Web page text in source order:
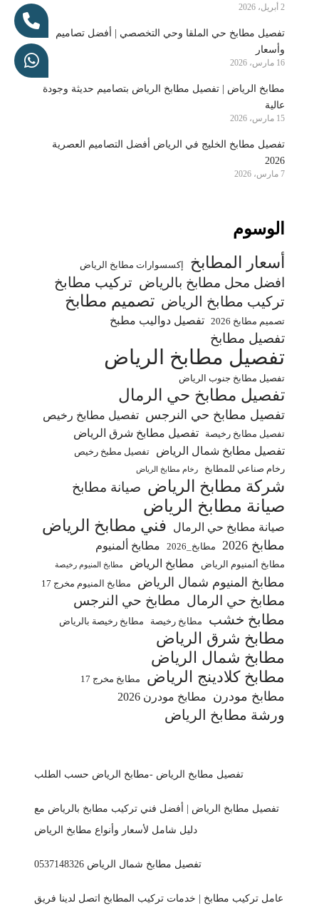
2 أبريل، 2026
تفصيل مطابخ حي الملقا وحي التخصصي | أفضل تصاميم
وأسعار
16 مارس، 2026
مطابخ الرياض | تفصيل مطابخ الرياض بتصاميم حديثة وجودة
عالية
15 مارس، 2026
تفصيل مطابخ الخليج في الرياض أفضل التصاميم العصرية
2026
7 مارس، 2026
الوسوم
أسعار المطابخ إكسسوارات مطابخ الرياض
افضل محل مطابخ بالرياض تركيب مطابخ
تركيب مطابخ الرياض تصميم مطابخ
تصميم مطابخ 2026 تفصيل دواليب مطبخ
تفصيل مطابخ
تفصيل مطابخ الرياض
تفصيل مطابخ جنوب الرياض
تفصيل مطابخ حي الرمال
تفصيل مطابخ حي النرجس تفصيل مطابخ رخيص
تفصيل مطابخ رخيصة
تفصيل مطابخ شرق الرياض
تفصيل مطابخ شمال الرياض
تفصيل مطبخ رخيص
رخام صناعي للمطابخ
رخام مطابخ الرياض
شركة مطابخ الرياض صيانة مطابخ
صيانة مطابخ الرياض
صيانة مطابخ حي الرمال فني مطابخ الرياض
مطابخ 2026 مطابخ_2026 مطابخ ألمنيوم
مطابخ ألمنيوم الرياض مطابخ الرياض مطابخ المنيوم رخيصة
مطابخ المنيوم شمال الرياض مطابخ المنيوم مخرج 17
مطابخ حي الرمال مطابخ حي النرجس
مطابخ خشب مطابخ رخيصة مطابخ رخيصة بالرياض
مطابخ شرق الرياض
مطابخ شمال الرياض
مطابخ كلادينج الرياض
مطابخ مخرج 17
مطابخ مودرن مطابخ مودرن 2026
ورشة مطابخ الرياض
تفصيل مطابخ الرياض -مطابخ الرياض حسب الطلب
تفصيل مطابخ الرياض | أفضل فني تركيب مطابخ بالرياض مع
دليل شامل لأسعار وأنواع مطابخ الرياض
تفصيل مطابخ شمال الرياض 0537148326
عامل تركيب مطابخ | خدمات تركيب المطابخ اتصل لدينا فريق